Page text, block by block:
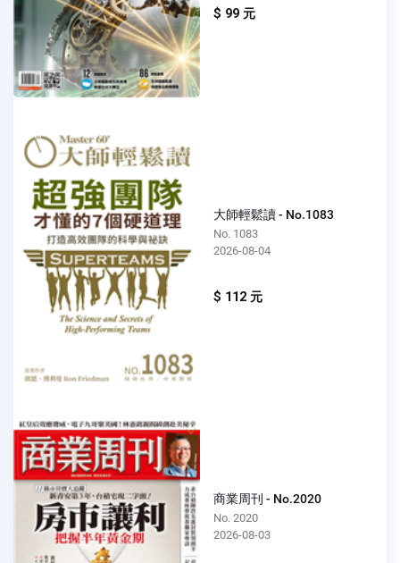
$ 99 元
大師輕鬆讀 - No.1083
No. 1083
2026-08-04
$ 112 元
商業周刊 - No.2020
No. 2020
2026-08-03